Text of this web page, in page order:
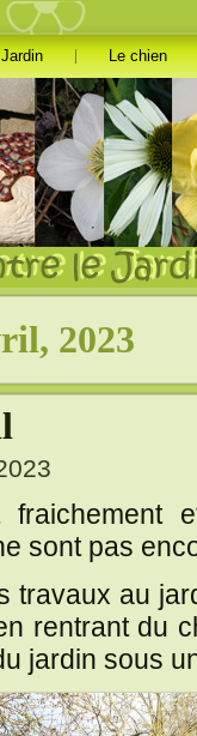
Jardin Le chien
2023
fraichement
sont pas
travaux au
rentrant du
jardin sous